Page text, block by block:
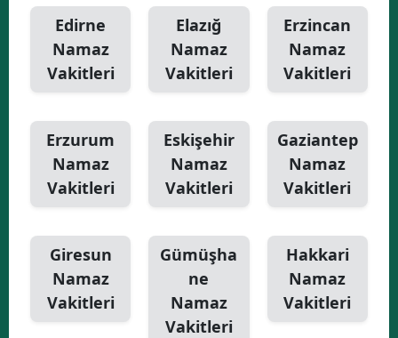
Edirne
Namaz
Vakitleri
Elazığ
Namaz
Vakitleri
Erzincan
Namaz
Vakitleri
Erzurum
Namaz
Vakitleri
Eskişehir
Namaz
Vakitleri
Gaziantep
Namaz
Vakitleri
Giresun
Namaz
Vakitleri
Gümüşha
ne
Namaz
Vakitleri
Hakkari
Namaz
Vakitleri